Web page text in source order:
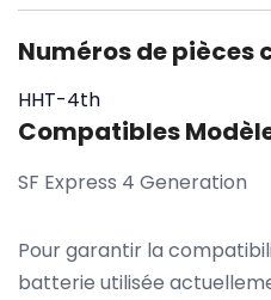
Numéros de pièces
HHT-4th
Compatibles
SF Express 4 Generation
Pour garantir la
batterie utilisée